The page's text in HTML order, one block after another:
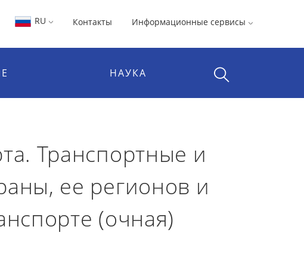
RU Контакты Информационные сервисы
НАУКА
Транспортные и
ее регионов и
(очная)